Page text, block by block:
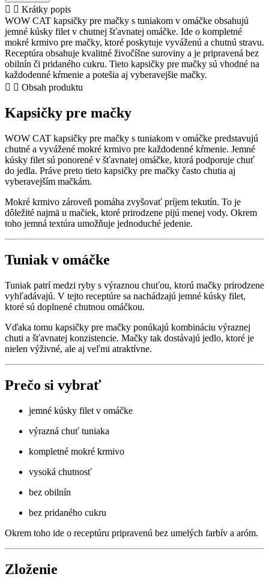
CAT
kapsičky
pre
mačky
–
tuniak
v
omáčke
s
filet
Krátky popis
WOW CAT kapsičky pre mačky s tuniakom v omáčke obsahujú
jemné kúsky filet v chutnej šťavnatej omáčke. Ide o kompletné
mokré krmivo pre mačky, ktoré poskytuje vyváženú a chutnú stravu.
Receptúra obsahuje kvalitné živočíšne suroviny a je pripravená bez
obilnín či pridaného cukru. Tieto kapsičky pre mačky sú vhodné na
každodenné kŕmenie a potešia aj vyberavejšie mačky.
Obsah produktu
Kapsičky pre mačky
WOW CAT kapsičky pre mačky s tuniakom v omáčke predstavujú
chutné a vyvážené mokré krmivo pre každodenné kŕmenie. Jemné
kúsky filet sú ponorené v šťavnatej omáčke, ktorá podporuje chuť
do jedla. Práve preto tieto kapsičky pre mačky často chutia aj
vyberavejším mačkám.
Mokré krmivo zároveň pomáha zvyšovať príjem tekutín. To je
dôležité najmä u mačiek, ktoré prirodzene pijú menej vody. Okrem
toho jemná textúra umožňuje jednoduché jedenie.
Tuniak v omáčke
Tuniak patrí medzi ryby s výraznou chuťou, ktorú mačky prirodzene
vyhľadávajú. V tejto receptúre sa nachádzajú jemné kúsky filet,
ktoré sú doplnené chutnou omáčkou.
Vďaka tomu kapsičky pre mačky ponúkajú kombináciu výraznej
chuti a šťavnatej konzistencie. Mačky tak dostávajú jedlo, ktoré je
nielen výživné, ale aj veľmi atraktívne.
Prečo si vybrať
jemné kúsky filet v omáčke
výrazná chuť tuniaka
kompletné mokré krmivo
vysoká chutnosť
bez obilnín
bez pridaného cukru
Okrem toho ide o receptúru pripravenú bez umelých farbív a aróm.
Zloženie